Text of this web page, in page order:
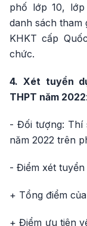
phố lớp 10,
danh sách tham
KHKT cấp
chức.
4. Xét tuyển
THPT năm 2022
- Đối tượng: Thí
năm 2022 trên
- Điểm xét tuyển
+ Tổng điểm
+ Điểm ưu tiên